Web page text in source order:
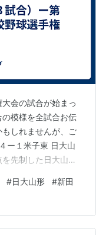
会の試合が始まっ
模様を全試合お伝
しれませんが、ご
ー１米子東 日大山
先制した日大山形
タイムリーで４－
の斎藤はヒットを
だった。 一方敗れ
ず、相手に先制さ
#日大山形 #新田